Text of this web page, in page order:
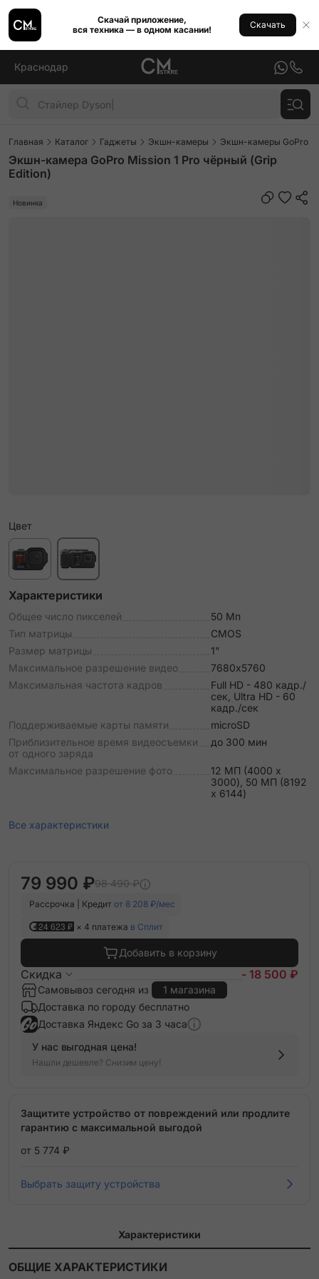
Скачай приложение,
вся техника — в одном касании!
Скачать
Краснодар
Главная Каталог Гаджеты Экшн-камеры Экшн-камеры GoPro
Экшн-камера GoPro Mission 1 Pro чёрный (Grip
Edition)
Новинка
Цвет
Характеристики
Общее число пикселей
50 Мп
Тип матрицы
CMOS
Размер матрицы
1"
Максимальное разрешение видео
7680х5760
Максимальная частота кадров
Full HD - 480 кадр./
сек, Ultra HD - 60
кадр./сек
Поддерживаемые карты памяти
microSD
Приблизительное время видеосъемки
от одного заряда
до 300 мин
Максимальное разрешение фото
12 МП (4000 x
3000), 50 МП (8192
x 6144)
Все характеристики
79 990 ₽98 490 ₽
Рассрочка | Кредит от 8 208 ₽/мес
24 623 ₽ × 4 платежа в Сплит
Добавить в корзину
Скидка - 18 500 ₽
Самовывоз сегодня из
1 магазина
Доставка по городу бесплатно
Доставка Яндекс Go за 3 часа
У нас выгодная цена!
Нашли дешевле? Снизим цену!
Защитите устройство от повреждений или продлите
гарантию с максимальной выгодой
от 5 774 ₽
Выбрать защиту устройства
Характеристики
ОБЩИЕ ХАРАКТЕРИСТИКИ